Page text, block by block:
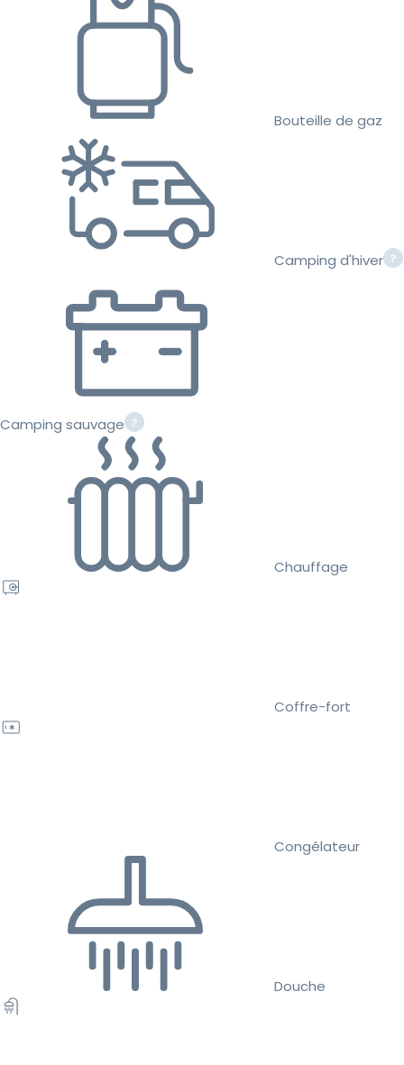
Bouteille de gaz
Camping d'hiver
Camping sauvage
Chauffage
Coffre-fort
Congélateur
Douche